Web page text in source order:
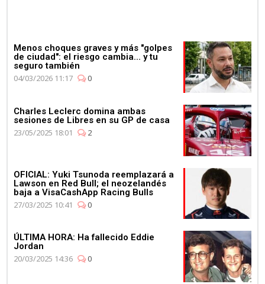
Menos choques graves y más "golpes
de ciudad": el riesgo cambia... y tu
seguro también
04/03/2026 11:17
0
Charles Leclerc domina ambas
sesiones de Libres en su GP de casa
23/05/2025 18:01
2
OFICIAL: Yuki Tsunoda reemplazará a
Lawson en Red Bull; el neozelandés
baja a VisaCashApp Racing Bulls
27/03/2025 10:41
0
ÚLTIMA HORA: Ha fallecido Eddie
Jordan
20/03/2025 14:36
0